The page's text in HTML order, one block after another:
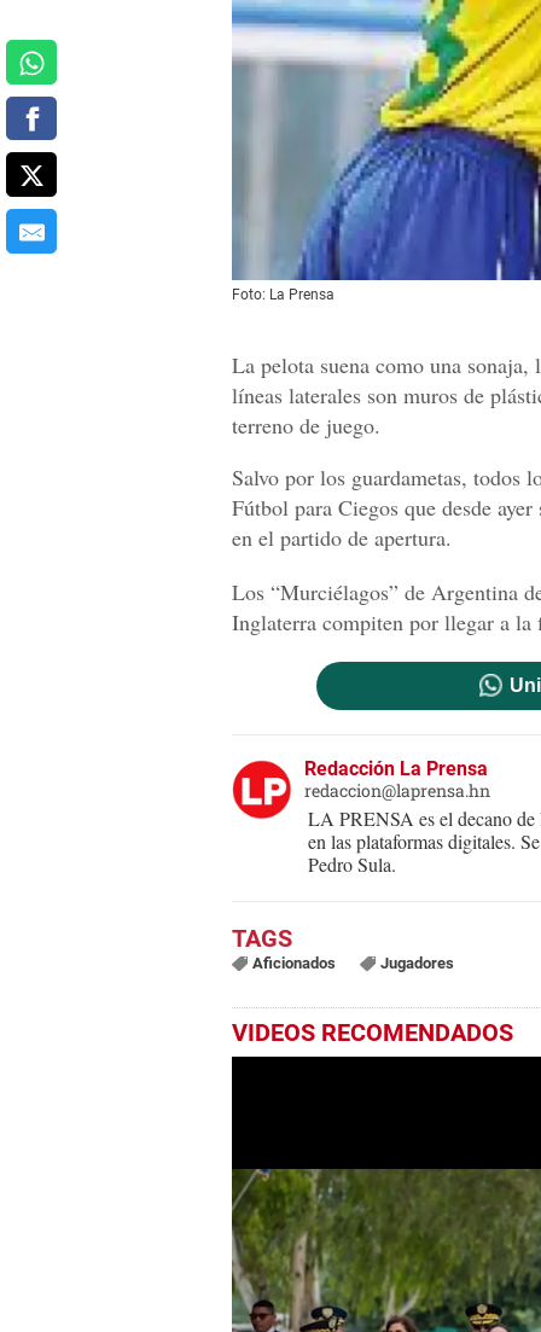
Foto: La Prensa
La pelota suena como una
líneas laterales son muros de
terreno de juego.
Salvo por los guardametas, todos
Fútbol para Ciegos que desde
en el partido de apertura.
Los “Murciélagos” de Argentina
Inglaterra compiten por llegar a la
Redacción La Prensa
redaccion@laprensa.hn
LA PRENSA es el decano de
en las plataformas digitales.
Pedro Sula.
Aficionados Jugadores
VIDEOS RECOMENDADOS